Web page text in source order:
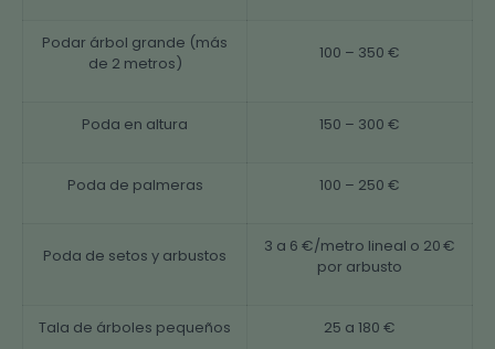
Podar árbol grande (más
de 2 metros)
100 – 350 €
Poda en altura 150 – 300 €
Poda de palmeras 100 – 250 €
Poda de setos y arbustos
3 a 6 €/metro lineal o 20 €
por arbusto
Tala de árboles pequeños 25 a 180 €